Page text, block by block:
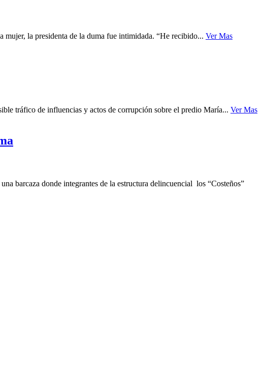
la presidenta de la duma fue intimidada. “He recibido... Ver Mas
tráfico de influencias y actos de corrupción sobre el predio María... Ver Mas
barcaza donde integrantes de la estructura delincuencial los “Costeños”